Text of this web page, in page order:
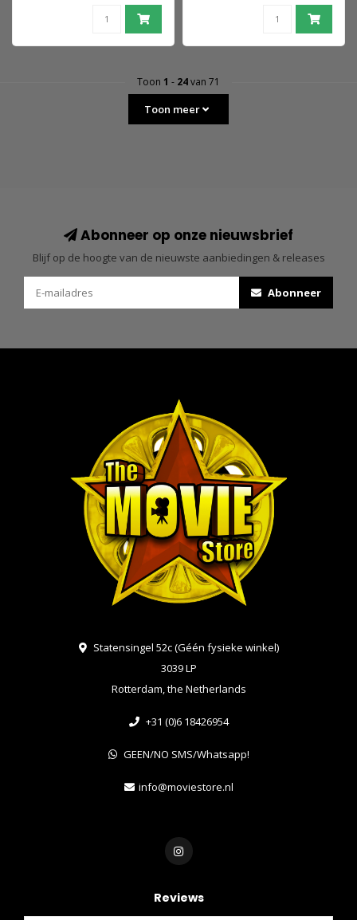
Toon 1 - 24van 71
Toon meer
Abonneer op onze nieuwsbrief
Blijf op de hoogte van de nieuwste aanbiedingen & releases
Abonneer
Statensingel 52c (Géén fysieke winkel)
3039 LP
Rotterdam, the Netherlands
+31 (0)6 18426954
GEEN/NO SMS/Whatsapp!
info@moviestore.nl
Reviews